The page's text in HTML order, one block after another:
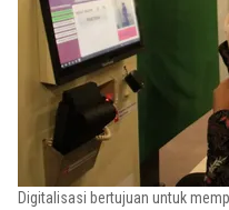
Digitalisasi bertujuan untuk